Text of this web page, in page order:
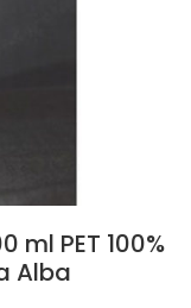
ml PET 100%
Alba